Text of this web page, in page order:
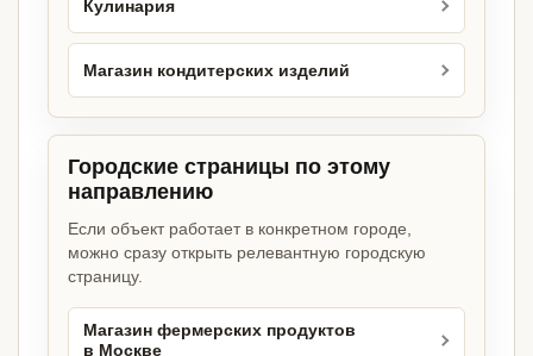
Кулинария
Магазин кондитерских изделий
Городские страницы по этому
направлению
Если объект работает в конкретном городе,
можно сразу открыть релевантную городскую
страницу.
Магазин фермерских продуктов
в Москве